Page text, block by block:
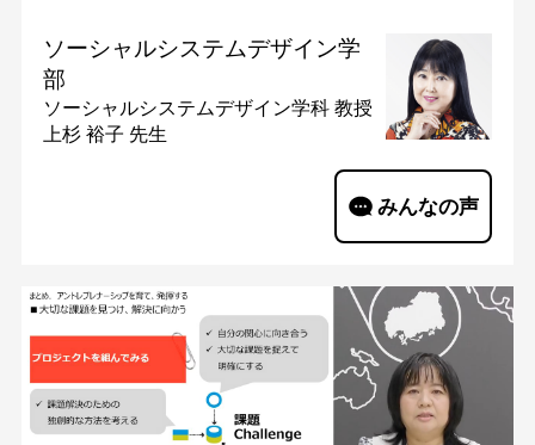
ソーシャルシステムデザイン学
部
ソーシャルシステムデザイン学科 教授
上杉 裕子 先生
みんなの声